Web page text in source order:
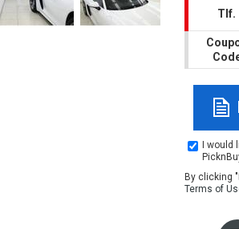
Tlf.
I
By clicking
Terms of